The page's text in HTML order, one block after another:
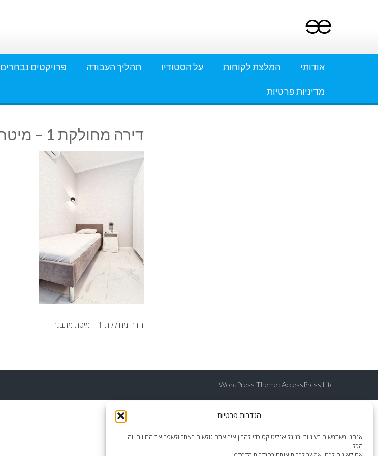
הגדרות פרטיות
אנחנו משתמשים בעוגיות ובגוגל אנליטיקס כדי להבין איך אתם גולשים באתר ולשפר את החוויה. זה
הכל!
אודותי המלצת לקוחות על הסטודיו תהליך העבודה פרויקטים נבחרים
מדיניות פרטיות
דירה מחולקת 1 – מיטת מתבגר
דירה מחולקת 1 – מיטת מתבגר
WordPress Theme :AccessPress Lite